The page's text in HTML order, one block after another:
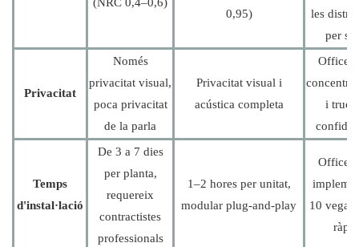
0,95)
les
per
Privacitat
Només
privacitat visual,
poca privacitat
de la parla
Privacitat visual i
acústica completa
Office
i
Temps
d'instal·lació
De 3 a 7 dies
per planta,
requereix
contractistes
professionals
1–2 hores per unitat,
modular plug-and-play
Office
10